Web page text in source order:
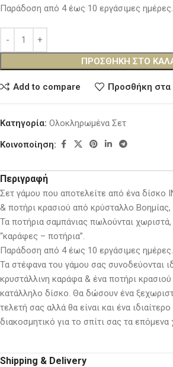
Παράδοση από 4 έως 10 εργάσιμες ημέρες.
ΠΡΟΣΘΉΚΗ ΣΤΟ
Add to compare Προσθήκη στα
Κατηγορία: Ολοκληρωμένα Σετ
Κοινοποίηση:
Περιγραφή
Σετ γάμου που αποτελείτε από ένα δίσκο
& ποτήρι κρασιού από κρύσταλλο Βοημίας,
Τα ποτήρια σαμπάνιας πωλούνται χωριστά,
“καράφες – ποτήρια”.
Παράδοση από 4 έως 10 εργάσιμες ημέρες.
Τα στέφανα του γάμου σας συνοδεύονται
κρυστάλλινη καράφα & ένα ποτήρι
κατάλληλο δίσκο. Θα δώσουν ένα
τελετή σας αλλά θα είναι και ένα
διακοσμητικό για το σπίτι σας τα επόμενα
Shipping & Delivery